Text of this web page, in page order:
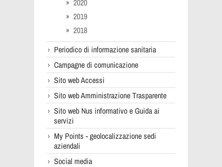
2020
2019
2018
Periodico di informazione sanitaria
Campagne di comunicazione
Sito web Accessi
Sito web Amministrazione Trasparente
Sito web Nus informativo e Guida ai
servizi
My Points - geolocalizzazione sedi
aziendali
Social media